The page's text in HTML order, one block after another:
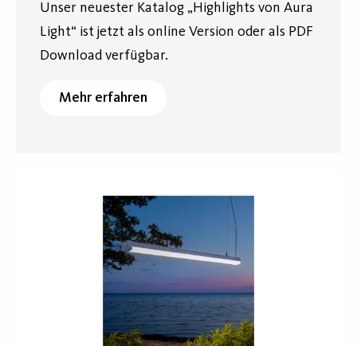
Unser neuester Katalog „Highlights von Aura
Light“ ist jetzt als online Version oder als PDF
Download verfügbar.
Mehr erfahren